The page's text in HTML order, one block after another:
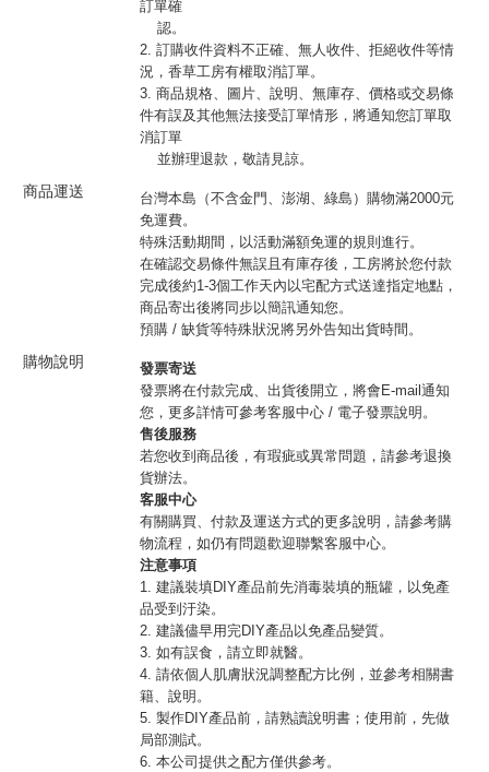
訂單確
認。
2. 訂購收件資料不正確、無人收件、拒絕收件等情
況，香草工房有權取消訂單。
3. 商品規格、圖片、說明、無庫存、價格或交易條
件有誤及其他無法接受訂單情形，將通知您訂單取
消訂單
並辦理退款，敬請見諒。
商品運送
台灣本島（不含金門、澎湖、綠島）購物滿2000元
免運費。
特殊活動期間，以活動滿額免運的規則進行。
在確認交易條件無誤且有庫存後，工房將於您付款
完成後約1-3個工作天內以宅配方式送達指定地點，
商品寄出後將同步以簡訊通知您。
預購 / 缺貨等特殊狀況將另外告知出貨時間。
購物說明
發票寄送
發票將在付款完成、出貨後開立，將會E-mail通知
您，更多詳情可參考客服中心 / 電子發票說明。
售後服務
若您收到商品後，有瑕疵或異常問題，請參考退換
貨辦法。
客服中心
有關購買、付款及運送方式的更多說明，請參考購
物流程，如仍有問題歡迎聯繫客服中心。
注意事項
1. 建議裝填DIY產品前先消毒裝填的瓶罐，以免產
品受到汙染。
2. 建議儘早用完DIY產品以免產品變質。
3. 如有誤食，請立即就醫。
4. 請依個人肌膚狀況調整配方比例，並參考相關書
籍、說明。
5. 製作DIY產品前，請熟讀說明書；使用前，先做
局部測試。
6. 本公司提供之配方僅供參考。